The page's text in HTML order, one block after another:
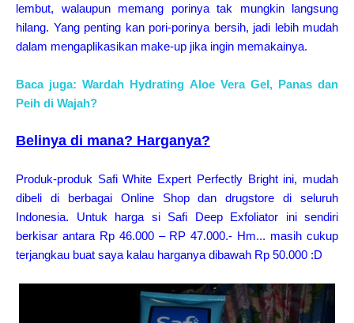
lembut, walaupun memang porinya tak mungkin langsung
hilang. Yang penting kan pori-porinya bersih, jadi lebih mudah
dalam mengaplikasikan make-up jika ingin memakainya.
Baca juga: Wardah Hydrating Aloe Vera Gel, Panas dan
Peih di Wajah?
Belinya di mana? Harganya?
Produk-produk Safi White Expert Perfectly Bright ini, mudah
dibeli di berbagai Online Shop dan drugstore di seluruh
Indonesia. Untuk harga si Safi Deep Exfoliator ini sendiri
berkisar antara Rp 46.000 – RP 47.000.- Hm... masih cukup
terjangkau buat saya kalau harganya dibawah Rp 50.000 :D